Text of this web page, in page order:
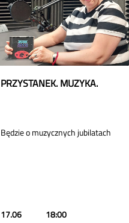
PRZYSTANEK. MUZYKA.
Będzie o muzycznych jubilatach
17.06 18:00